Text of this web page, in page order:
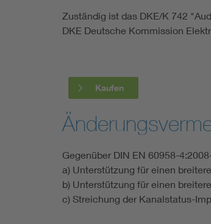
Zuständig ist das DKE/K 742
DKE Deutsche Kommission
Kaufen
Gegenüber DIN EN 60958-
a) Unterstützung für einen
b) Unterstützung für einen
c) Streichung der Kanalstatus-